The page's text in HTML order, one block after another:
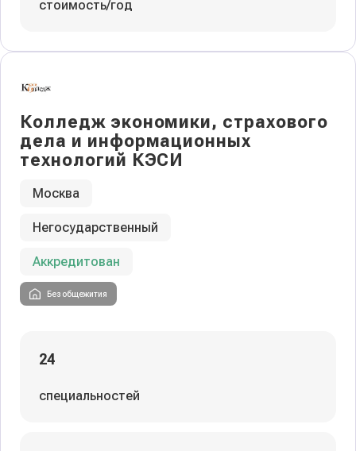
стоимость/год
Колледж экономики, страхового
дела и информационных
технологий КЭСИ
Москва
Негосударственный
Аккредитован
Без общежития
24
специальностей